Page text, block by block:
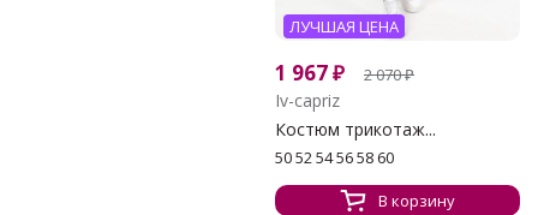
ЛУЧШАЯ ЦЕНА
1 967₽ 2 070₽
Iv-capriz
Костюм трикотаж...
50 52 54 56 58 60
В корзину